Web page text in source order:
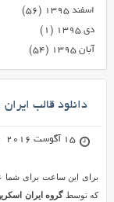
اسفند ۱۳۹۵
(۵۶)
دی ۱۳۹۵
(۱)
آبان ۱۳۹۵
(۵۴)
دانلود قالب
15 آگوست 2016
برای این ساعت برای شما
که توسطگروه ایران